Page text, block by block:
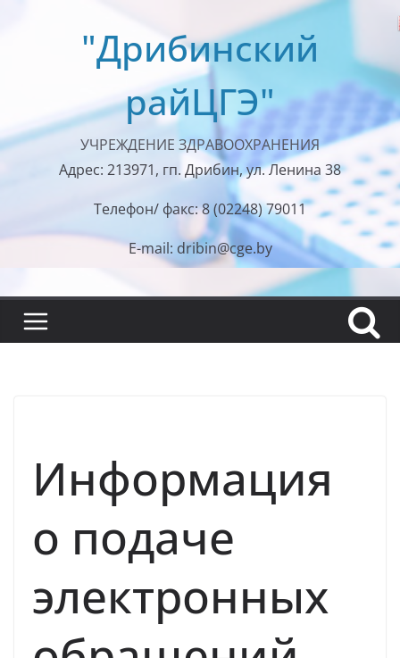
содержимому"Дрибинский
райЦГЭ"
УЧРЕЖДЕНИЕ ЗДРАВООХРАНЕНИЯ
Адрес: 213971, гп. Дрибин, ул. Ленина 38
Телефон/ факс: 8 (02248) 79011
E-mail: dribin@cge.by
Информация
о подаче
электронных